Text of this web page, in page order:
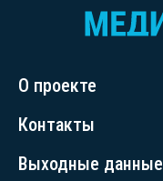
О проекте
Контакты
Выходные данные